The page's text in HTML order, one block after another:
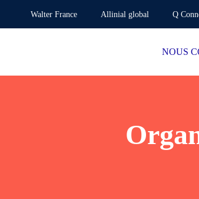
Walter France Allinial global Q
NOUS